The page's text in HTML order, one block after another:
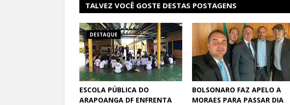
TALVEZ VOCÊ GOSTE DESTAS POSTAGENS
DESTAQUE
ESCOLA PÚBLICA DO
ARAPOANGA DF ENFRENTA
BOLSONARO FAZ APELO A
MORAES PARA PASSAR DIA